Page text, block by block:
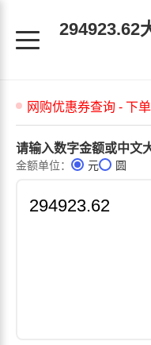
294923.62
请输入数字金额或中文
金额单位： 元 圆